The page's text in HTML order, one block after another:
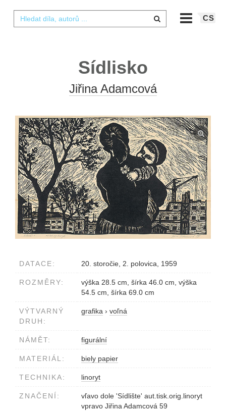
CS
Sídlisko
Jiřina Adamcová
DATACE: 20. storočie, 2. polovica, 1959
ROZMĚRY:
výška 28.5 cm, šírka 46.0 cm, výška
54.5 cm, šírka 69.0 cm
VÝTVARNÝ
DRUH:
grafika › voľná
NÁMĚT: figurální
MATERIÁL: biely papier
TECHNIKA: linoryt
ZNAČENÍ:
vľavo dole 'Sídlište' aut.tisk.orig.linoryt
vpravo Jiřina Adamcová 59